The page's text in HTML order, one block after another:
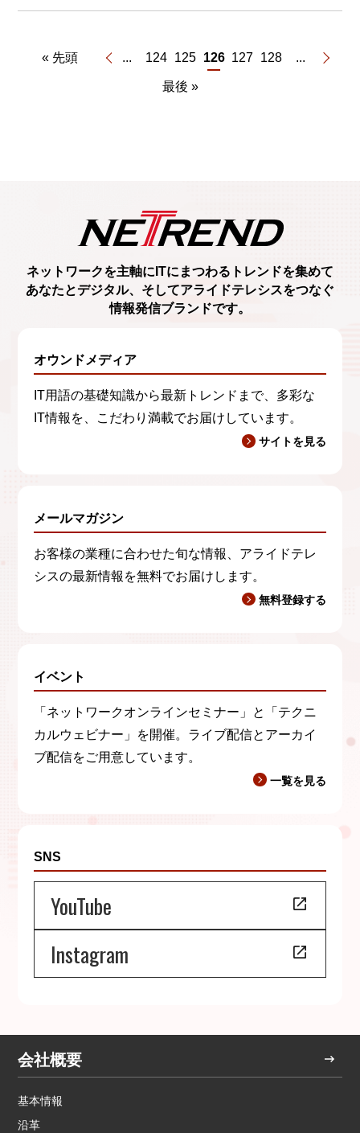
« 先頭 ... 124 125 126 127 128 ...
最後 »
ネットワークを主軸に ITにまつわるトレンドを集めて
あなたとデジタル、 そしてアライドテレシスをつなぐ
情報発信ブランドです。
オウンドメディア
IT用語の基礎知識から最新トレンドまで、多彩な
IT情報を、こだわり満載でお届けしています。
サイトを見る
メールマガジン
お客様の業種に合わせた旬な情報、アライドテレ
シスの最新情報を無料でお届けします。
無料登録する
イベント
「ネットワークオンラインセミナー」と「テクニ
カルウェビナー」を開催。ライブ配信とアーカイ
ブ配信をご用意しています。
一覧を見る
SNS
YouTube
Instagram
会社概要
基本情報
沿革